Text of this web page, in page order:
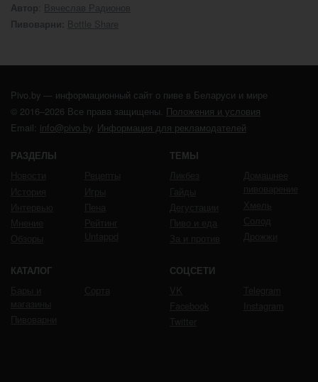
Автор Вячеслав Радионов
Пивоварни: Bottle Share
Pivo.by — информационный сайт о пиве в Беларуси и мире
© 2016–2026 Все права защищены. Положения и условия
Email: info@pivo.by. Информация для рекламодателей
РАЗДЕЛЫ ТЕМЫ
КАТАЛОГ СОЦСЕТИ